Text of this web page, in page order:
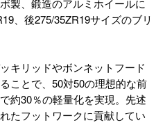
製、鍛造のアルミホイールに
、後275/35ZR19サイズのブリ
キリッドやボンネットフード
ことで、50対50の理想的な前
約30％の軽量化を実現。先述
たフットワークに貢献してい